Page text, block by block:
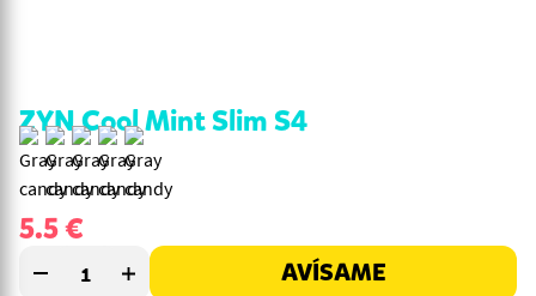
ZYN Cool Mint Slim S4
5.5€
AVÍSAME